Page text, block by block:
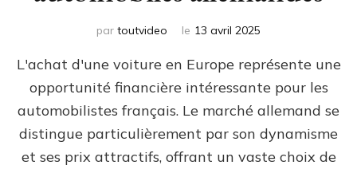
par toutvideo le 13 avril 2025
L'achat d'une voiture en Europe représente une
opportunité financière intéressante pour les
automobilistes français. Le marché allemand se
distingue particulièrement par son dynamisme
et ses prix attractifs, offrant un vaste choix de